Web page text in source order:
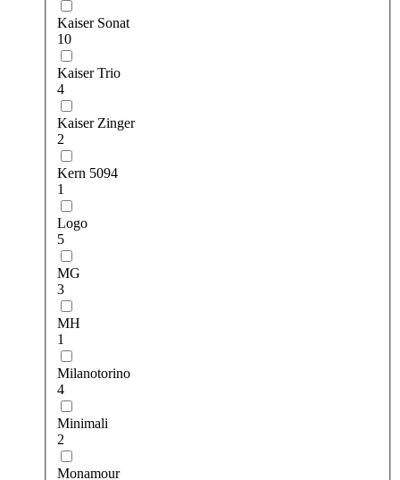
Kaiser Sonat
10
Kaiser Trio
4
Kaiser Zinger
2
Kern 5094
1
Logo
5
MG
3
MH
1
Milanotorino
4
Minimali
2
Monamour